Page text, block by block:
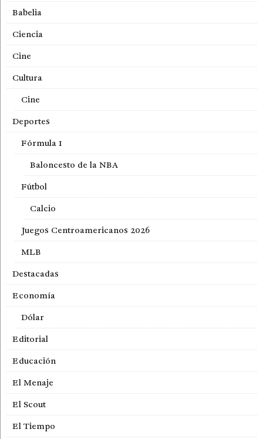
Babelia
Ciencia
Cine
Cultura
Cine
Deportes
Fórmula 1
Baloncesto de la NBA
Fútbol
Calcio
Juegos Centroamericanos 2026
MLB
Destacadas
Economía
Dólar
Editorial
Educación
El Menaje
El Scout
El Tiempo